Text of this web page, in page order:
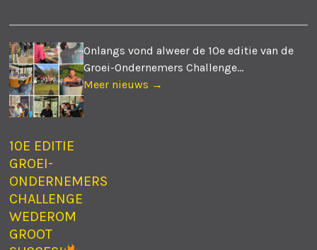
10E EDITIE
GROEI-
ONDERNEMERS
CHALLENGE
WEDEROM
GROOT
Onlangs vond alweer de 10e editie van de
Groei-Ondernemers Challenge...
Meer nieuws →